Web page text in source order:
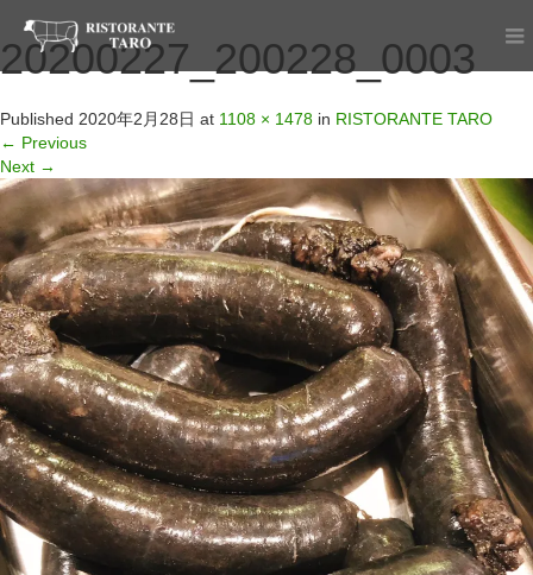
20200227_200228_0003
Published 2020年2月28日 at 1108 × 1478 in RISTORANTE TARO
← Previous
Next →